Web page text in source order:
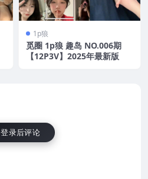
1p狼
觅圈 1p狼 趣岛 NO.006期
【12P3V】2025年最新版
登录后评论